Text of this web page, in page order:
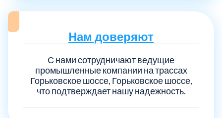
Нам доверяют
С нами сотрудничают ведущие
промышленные компании на трассах
Горьковское шоссе, Горьковское шоссе,
что подтверждает нашу надежность.
Балашиха
Богородский